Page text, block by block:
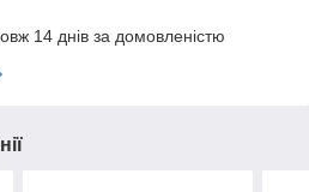
14 днів за домовленістю